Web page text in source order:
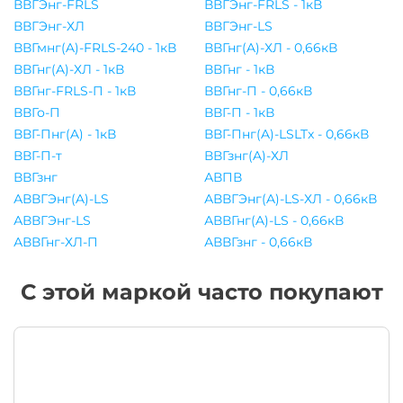
ВВГЭнг-FRLS
ВВГЭнг-FRLS - 1кВ
ВВГЭнг-ХЛ
ВВГЭнг-LS
ВВГмнг(A)-FRLS-240 - 1кВ
ВВГнг(A)-ХЛ - 0,66кВ
ВВГнг(A)-ХЛ - 1кВ
ВВГнг - 1кВ
ВВГнг-FRLS-П - 1кВ
ВВГнг-П - 0,66кВ
ВВГо-П
ВВГ-П - 1кВ
ВВГ-Пнг(A) - 1кВ
ВВГ-Пнг(A)-LSLTx - 0,66кВ
ВВГ-П-т
ВВГзнг(A)-ХЛ
ВВГзнг
АВПВ
АВВГЭнг(A)-LS
АВВГЭнг(A)-LS-ХЛ - 0,66кВ
АВВГЭнг-LS
АВВГнг(A)-LS - 0,66кВ
АВВГнг-ХЛ-П
АВВГзнг - 0,66кВ
С этой маркой часто покупают